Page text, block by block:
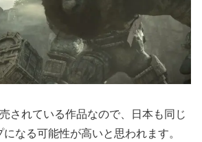
されている作品なので、日本も同じ
なる可能性が高いと思われます。